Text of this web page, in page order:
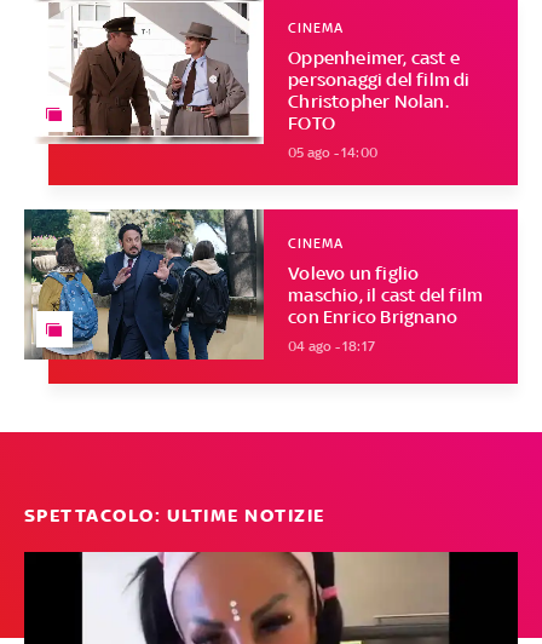
Oppenheimer, cast e
personaggi del film di
Christopher Nolan.
FOTO
CINEMA
05 ago - 14:00
Volevo un figlio
maschio, il cast del film
con Enrico Brignano
CINEMA
04 ago - 18:17
SPETTACOLO: ULTIME NOTIZIE